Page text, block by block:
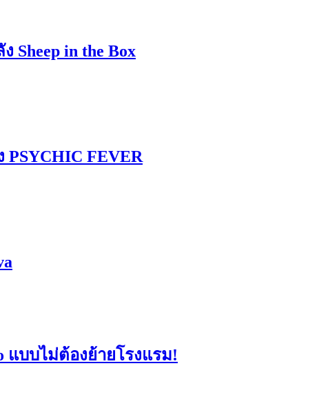
Sheep in the Box
PSYCHIC FEVER
แบบไม่ต้องย้ายโรงแรม!